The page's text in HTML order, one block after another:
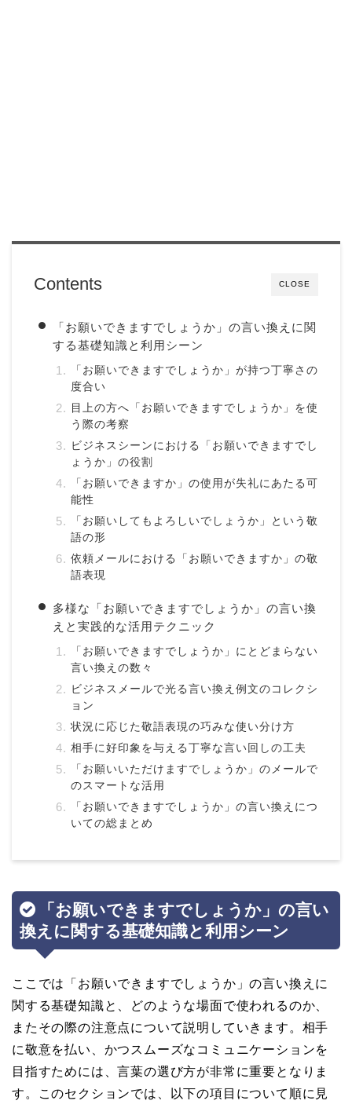
CLOSE
Contents
「お願いできますでしょうか」の言い換えに関
する基礎知識と利用シーン
「お願いできますでしょうか」が持つ丁寧さの
度合い
目上の方へ「お願いできますでしょうか」を使
う際の考察
ビジネスシーンにおける「お願いできますでし
ょうか」の役割
「お願いできますか」の使用が失礼にあたる可
能性
「お願いしてもよろしいでしょうか」という敬
語の形
依頼メールにおける「お願いできますか」の敬
語表現
多様な「お願いできますでしょうか」の言い換
えと実践的な活用テクニック
「お願いできますでしょうか」にとどまらない
言い換えの数々
ビジネスメールで光る言い換え例文のコレクシ
ョン
状況に応じた敬語表現の巧みな使い分け方
相手に好印象を与える丁寧な言い回しの工夫
「お願いいただけますでしょうか」のメールで
のスマートな活用
「お願いできますでしょうか」の言い換えにつ
いての総まとめ
「お願いできますでしょうか」の言い
換えに関する基礎知識と利用シーン
ここでは「お願いできますでしょうか」の言い換えに
関する基礎知識と、どのような場面で使われるのか、
またその際の注意点について説明していきます。相手
に敬意を払い、かつスムーズなコミュニケーションを
目指すためには、言葉の選び方が非常に重要となりま
す。このセクションでは、以下の項目について順に見